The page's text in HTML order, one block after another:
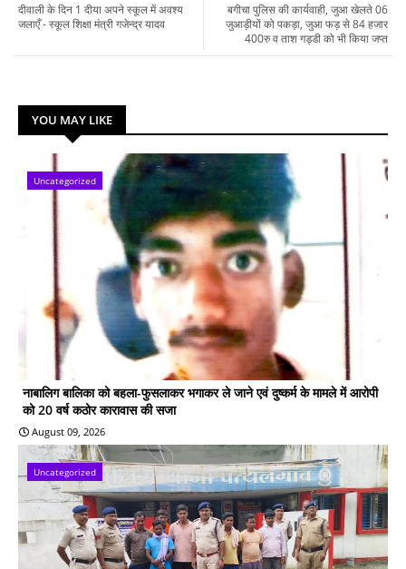
बगीचा पुलिस की कार्यवाही, जुआ खेलते 06
जुआड़ीयों को पकड़ा, जुआ फड़ से 84 हजार
400रु व ताश गड्डी को भी किया जप्त
दीवाली के दिन 1 दीया अपने स्कूल में अवश्य
जलाएँ - स्कूल शिक्षा मंत्री गजेन्द्र यादव
YOU MAY LIKE
Uncategorized
नाबालिग बालिका को बहला-फुसलाकर भगाकर ले जाने एवं दुष्कर्म के मामले में आरोपी
को 20 वर्ष कठोर कारावास की सजा
August 09, 2026
Uncategorized